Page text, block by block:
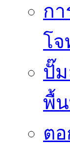
กา
โ
ปั๊
พื้
ต